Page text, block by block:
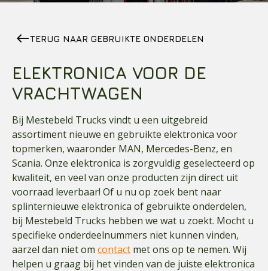
westTERUG NAAR GEBRUIKTE ONDERDELEN
ELEKTRONICA VOOR DE
VRACHTWAGEN
Bij Mestebeld Trucks vindt u een uitgebreid
assortiment nieuwe en gebruikte elektronica voor
topmerken, waaronder MAN, Mercedes-Benz, en
Scania. Onze elektronica is zorgvuldig geselecteerd op
kwaliteit, en veel van onze producten zijn direct uit
voorraad leverbaar! Of u nu op zoek bent naar
splinternieuwe elektronica of gebruikte onderdelen,
bij Mestebeld Trucks hebben we wat u zoekt. Mocht u
specifieke onderdeelnummers niet kunnen vinden,
aarzel dan niet om contact met ons op te nemen. Wij
helpen u graag bij het vinden van de juiste elektronica